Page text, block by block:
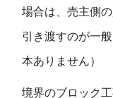
場合は、売主側
引き渡すのが一
本ありません）
境界のブロック